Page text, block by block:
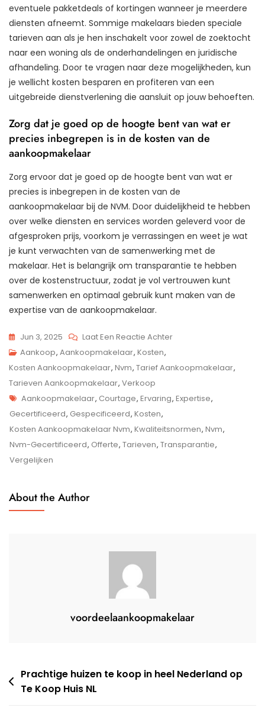
eventuele pakketdeals of kortingen wanneer je meerdere
diensten afneemt. Sommige makelaars bieden speciale
tarieven aan als je hen inschakelt voor zowel de zoektocht
naar een woning als de onderhandelingen en juridische
afhandeling. Door te vragen naar deze mogelijkheden, kun
je wellicht kosten besparen en profiteren van een
uitgebreide dienstverlening die aansluit op jouw behoeften.
Zorg dat je goed op de hoogte bent van wat er
precies inbegrepen is in de kosten van de
aankoopmakelaar
Zorg ervoor dat je goed op de hoogte bent van wat er
precies is inbegrepen in de kosten van de
aankoopmakelaar bij de NVM. Door duidelijkheid te hebben
over welke diensten en services worden geleverd voor de
afgesproken prijs, voorkom je verrassingen en weet je wat
je kunt verwachten van de samenwerking met de
makelaar. Het is belangrijk om transparantie te hebben
over de kostenstructuur, zodat je vol vertrouwen kunt
samenwerken en optimaal gebruik kunt maken van de
expertise van de aankoopmakelaar.
Jun 3, 2025 Laat Een Reactie AchterOp
Kosten
Een
Bij
De
Aankoop, Aankoopmakelaar, Kosten,
Kosten Aankoopmakelaar, Nvm, Tarief Aankoopmakelaar,
Tarieven Aankoopmakelaar, Verkoop
Tags
Aankoopmakelaar, Courtage, Ervaring, Expertise,
Gecertificeerd, Gespecificeerd, Kosten,
Kosten Aankoopmakelaar Nvm, Kwaliteitsnormen, Nvm,
Nvm-Gecertificeerd, Offerte, Tarieven, Transparantie,
Vergelijken
About the Author
voordeelaankoopmakelaar
Berichtnavigatie
Prachtige huizen te koop in heel Nederland op
Te Koop Huis NL